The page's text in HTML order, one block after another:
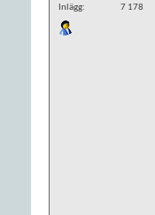
Inlägg
7 178